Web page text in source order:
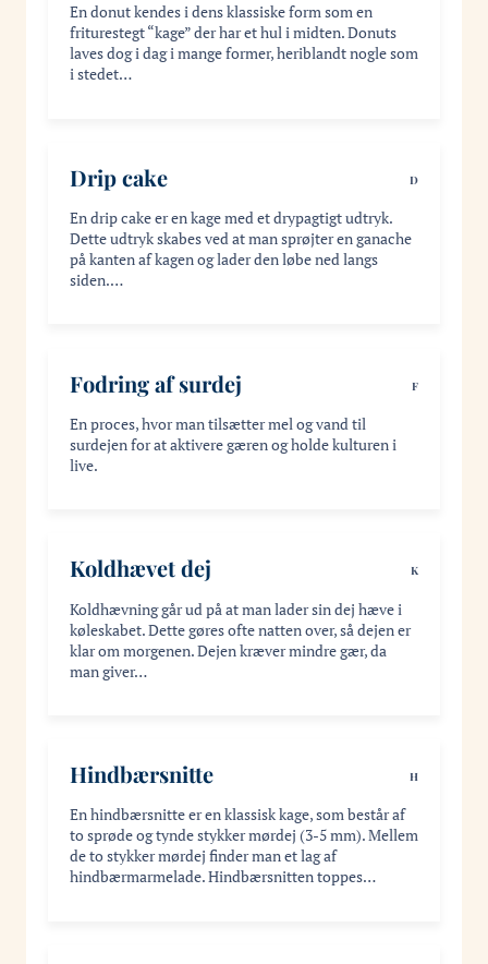
En donut kendes i dens klassiske form som en
friturestegt “kage” der har et hul i midten. Donuts
laves dog i dag i mange former, heriblandt nogle som
i stedet…
Drip cake D
En drip cake er en kage med et drypagtigt udtryk.
Dette udtryk skabes ved at man sprøjter en ganache
på kanten af kagen og lader den løbe ned langs
siden.…
Fodring af surdej F
En proces, hvor man tilsætter mel og vand til
surdejen for at aktivere gæren og holde kulturen i
live.
Koldhævet dej K
Koldhævning går ud på at man lader sin dej hæve i
køleskabet. Dette gøres ofte natten over, så dejen er
klar om morgenen. Dejen kræver mindre gær, da
man giver…
Hindbærsnitte H
En hindbærsnitte er en klassisk kage, som består af
to sprøde og tynde stykker mørdej (3-5 mm). Mellem
de to stykker mørdej finder man et lag af
hindbærmarmelade. Hindbærsnitten toppes…